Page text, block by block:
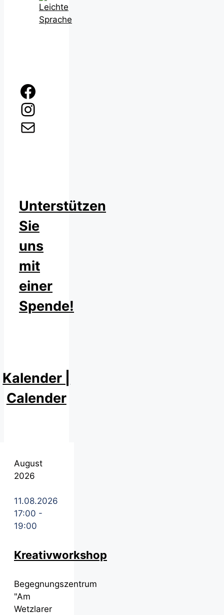
Facebook
Instagram
E-Mail
Unterstützen
Sie
uns
mit
einer
Spende!
Kalender |
Calender
August
2026
11.08.2026
17:00 -
19:00
Kreativworkshop
Begegnungszentrum
"Am
Wetzlarer